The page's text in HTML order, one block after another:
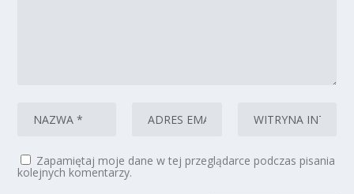
Zapamiętaj moje dane w tej przeglądarce podczas pisania
kolejnych komentarzy.